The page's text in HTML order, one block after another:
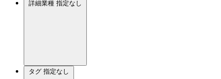
詳細業種 指定なし
タグ 指定なし